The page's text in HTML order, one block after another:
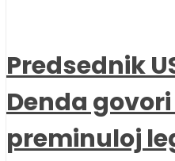
Predsednik
Denda
preminuloj